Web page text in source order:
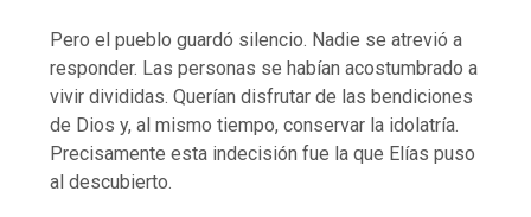
Pero el pueblo guardó silencio. Nadie se atrevió a
responder. Las personas se habían acostumbrado a
vivir divididas. Querían disfrutar de las bendiciones
de Dios y, al mismo tiempo, conservar la idolatría.
Precisamente esta indecisión fue la que Elías puso
al descubierto.